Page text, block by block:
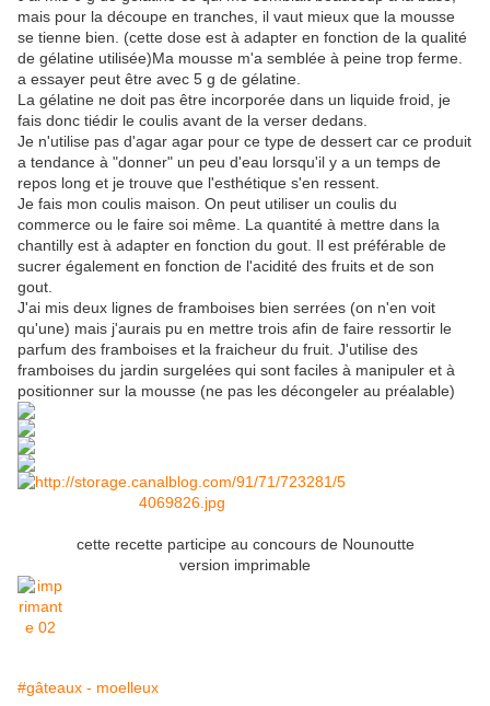
mais pour la découpe en tranches, il vaut mieux que la mousse
se tienne bien. (cette dose est à adapter en fonction de la qualité
de gélatine utilisée)Ma mousse m'a semblée à peine trop ferme.
a essayer peut être avec 5 g de gélatine.
La gélatine ne doit pas être incorporée dans un liquide froid, je
fais donc tiédir le coulis avant de la verser dedans.
Je n'utilise pas d'agar agar pour ce type de dessert car ce produit
a tendance à "donner" un peu d'eau lorsqu'il y a un temps de
repos long et je trouve que l'esthétique s'en ressent.
Je fais mon coulis maison. On peut utiliser un coulis du
commerce ou le faire soi même. La quantité à mettre dans la
chantilly est à adapter en fonction du gout. Il est préférable de
sucrer également en fonction de l'acidité des fruits et de son
gout.
J'ai mis deux lignes de framboises bien serrées (on n'en voit
qu'une) mais j'aurais pu en mettre trois afin de faire ressortir le
parfum des framboises et la fraicheur du fruit. J'utilise des
framboises du jardin surgelées qui sont faciles à manipuler et à
positionner sur la mousse (ne pas les décongeler au préalable)
cette recette participe au concours de Nounoutte
version imprimable
#gâteaux - moelleux